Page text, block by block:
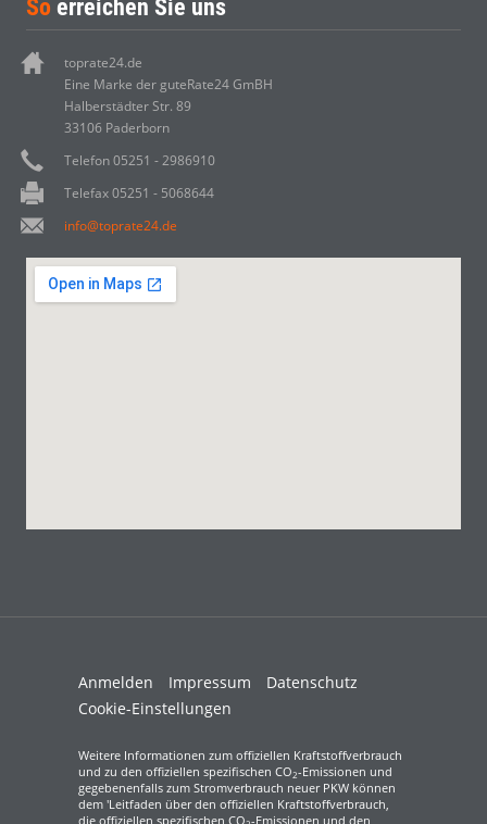
So erreichen Sie uns
toprate24.de
Eine Marke der guteRate24 GmBH
Halberstädter Str. 89
33106 Paderborn
Telefon 05251 - 2986910
Telefax 05251 - 5068644
info@toprate24.de
Anmelden Impressum
Datenschutz
Cookie-Einstellungen
Weitere Informationen zum offiziellen Kraftstoffverbrauch
und zu den offiziellen spezifischen CO2-Emissionen und
gegebenenfalls zum Stromverbrauch neuer PKW können
dem 'Leitfaden über den offiziellen Kraftstoffverbrauch,
die offiziellen spezifischen CO -Emissionen und den